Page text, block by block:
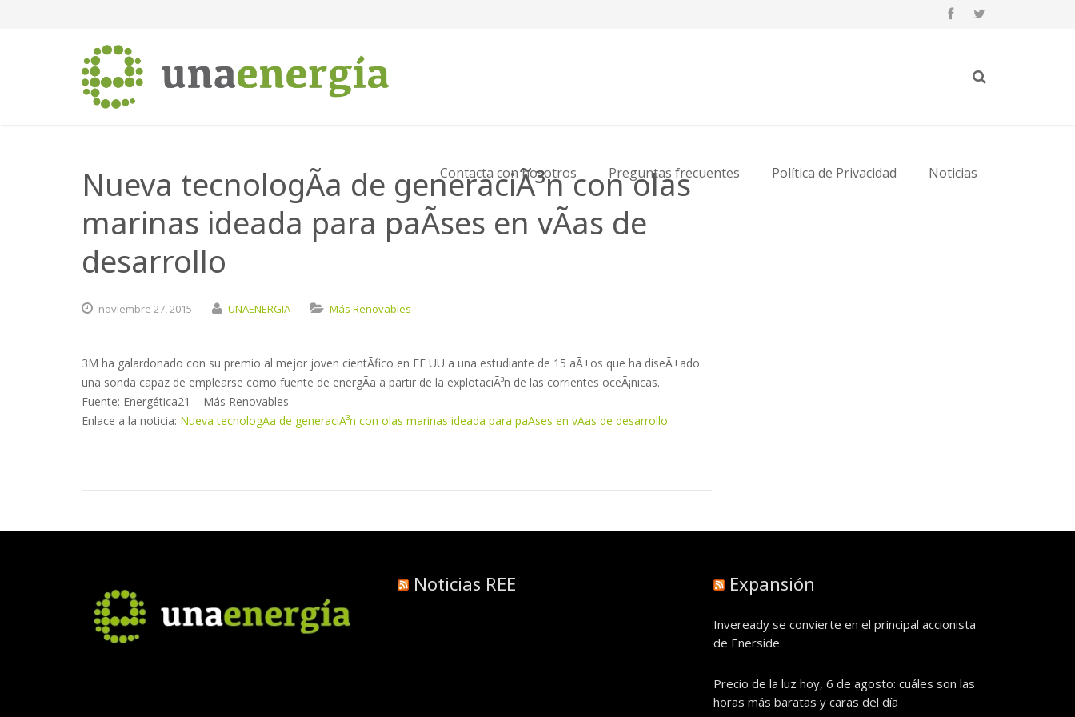
Contacta con nosotros Preguntas frecuentes Política de Privacidad Noticias
Nueva tecnologÃ­a de generaciÃ³n con olas
marinas ideada para paÃ­ses en vÃ­as de
desarrollo
noviembre 27,2015 UNAENERGIA Más Renovables
3M ha galardonado con su premio al mejor joven cientÃ­fico en EE UU a una estudiante de 15 aÃ±os que ha diseÃ±ado
una sonda capaz de emplearse como fuente de energÃ­a a partir de la explotaciÃ³n de las corrientes oceÃ¡nicas.
Fuente: Energética21 – Más Renovables
Enlace a la noticia: Nueva tecnologÃ­a de generaciÃ³n con olas marinas ideada para paÃ­ses en vÃ­as de desarrollo
Noticias REE Expansión
Inveready se convierte en el principal accionista
de Enerside
Precio de la luz hoy, 6 de agosto: cuáles son las
horas más baratas y caras del día